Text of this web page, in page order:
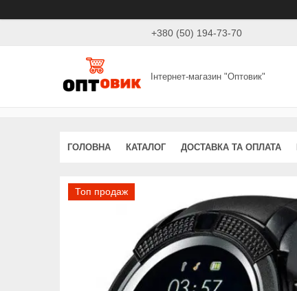
+380 (50) 194-73-70
Інтернет-магазин "Оптовик"
ГОЛОВНА КАТАЛОГ ДОСТАВКА ТА ОПЛАТА
Топ продаж